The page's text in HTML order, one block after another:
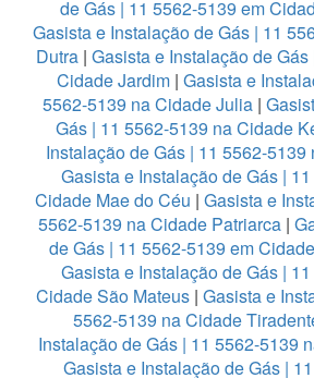
de Gás | 11 5562-5139 em
Gasista e Instalação de Gás | 11
Dutra | Gasista e Instalação de
Cidade Jardim| Gasista e
5562-5139 na Cidade Julia |
Gás | 11 5562-5139 na Cidade
Instalação de Gás | 11 5562-
Gasista e Instalação de Gás |
Cidade Mae do Céu | Gasista e
5562-5139 na Cidade Patriarca|
de Gás | 11 5562-5139 em
Gasista e Instalação de Gás |
Cidade São Mateus | Gasista e
5562-5139 na Cidade
Instalação de Gás | 11 5562-5139
Gasista e Instalação de Gás |